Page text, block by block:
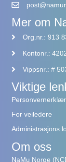
Mer om
Org.nr.: 913
Kontonr.:
Vippsnr.: #
Viktige
For veiledere
Administrasjons
Om oss
NaMu Norge